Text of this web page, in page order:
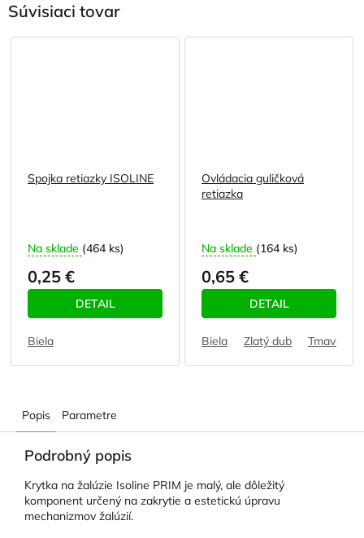
Súvisiaci tovar
Spojka retiazky ISOLINE
Na sklade (464 ks)
0,25 €
DETAIL
Biela
Ovládacia guličková
retiazka
Na sklade (164 ks)
0,65 €
DETAIL
Biela Zlatý dub
Popis Parametre
Podrobný popis
Krytka na žalúzie Isoline PRIM je malý, ale dôležitý
komponent určený na zakrytie a estetickú úpravu
mechanizmov žalúzií.